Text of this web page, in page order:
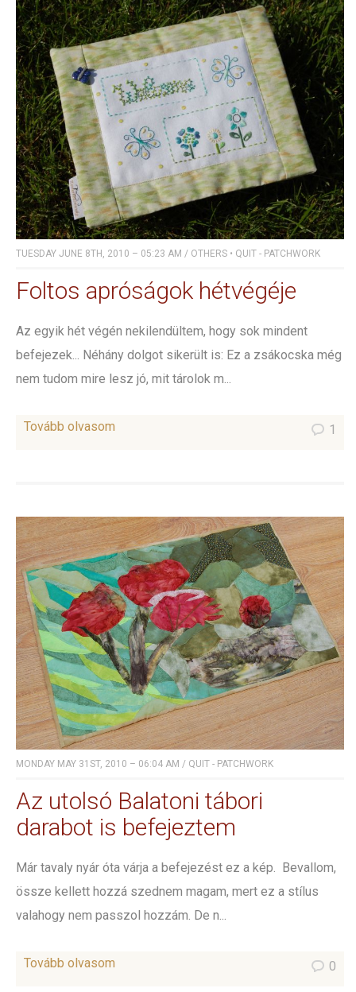
TUESDAY JUNE 8TH, 2010 – 05:23 AM / OTHERS • QUIT - PATCHWORK
Foltos apróságok hétvégéje
Az egyik hét végén nekilendültem, hogy sok mindent
befejezek... Néhány dolgot sikerült is: Ez a zsákocska még
nem tudom mire lesz jó, mit tárolok m...
Tovább olvasom 1
MONDAY MAY 31ST, 2010 – 06:04 AM / QUIT - PATCHWORK
Az utolsó Balatoni tábori
darabot is befejeztem
Már tavaly nyár óta várja a befejezést ez a kép. Bevallom,
össze kellett hozzá szednem magam, mert ez a stílus
valahogy nem passzol hozzám. De n...
Tovább olvasom 0